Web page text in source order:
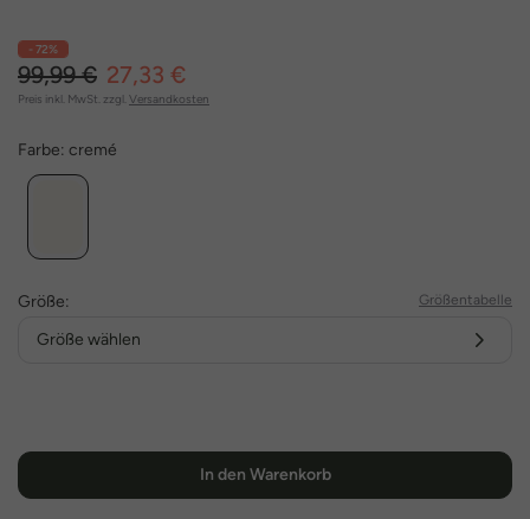
- 72%
99,99 € 27,33 €
Preis inkl. MwSt. zzgl. Versandkosten
Farbe: cremé
Größe: Größentabelle
Größe wählen
In den Warenkorb